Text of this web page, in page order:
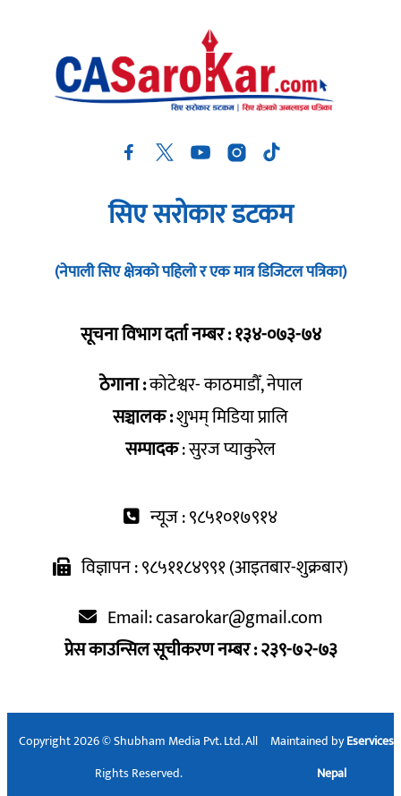
सिए सरोकार डटकम
(नेपाली सिए क्षेत्रको पहिलो र एक मात्र डिजिटल पत्रिका)
सूचना विभाग दर्ता नम्बर : १३४-०७३-७४
ठेगाना :कोटेश्वर- काठमाडौँ, नेपाल
सञ्चालक :शुभम् मिडिया प्रालि
सम्पादक: सुरज प्याकुरेल
न्यूज : ९८५१०१७९१४
विज्ञापन : ९८५११८४९९१ (आइतबार-शुक्रबार)
Email:casarokar@gmail.com
प्रेस काउन्सिल सूचीकरण नम्बर : २३९-७२-७३
Copyright 2026 © Shubham Media Pvt. Ltd. All
Rights Reserved.
Maintained byEservices
Nepal